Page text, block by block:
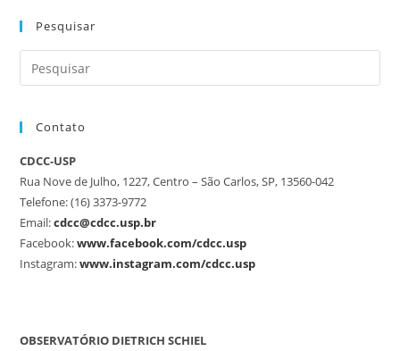
Pesquisar
Contato
CDCC-USP
Rua Nove de Julho, 1227, Centro – São Carlos, SP, 13560-042
Telefone: (16) 3373-9772
Email:cdcc@cdcc.usp.br
Facebook:www.facebook.com/cdcc.usp
Instagram:www.instagram.com/cdcc.usp
OBSERVATÓRIO DIETRICH SCHIEL